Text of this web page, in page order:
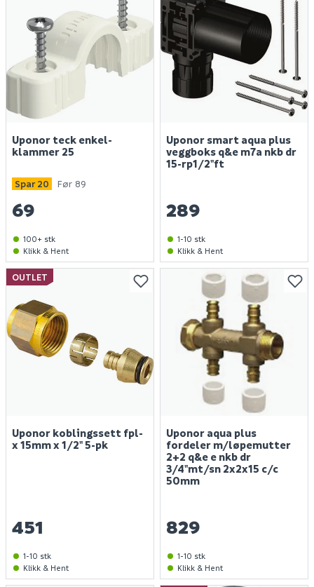
Uponor teck enkel-
klammer 25
69
Spar 20 Før 89
100+ stk
Klikk & Hent
Uponor smart aqua plus
veggboks q&e m7a nkb dr
15-rp1/2"ft
289
1-10 stk
Klikk & Hent
OUTLET
Uponor koblingssett fpl-
x 15mm x 1/2" 5-pk
451
1-10 stk
Klikk & Hent
Uponor aqua plus
fordeler m/løpemutter
2+2 q&e e nkb dr
3/4"mt/sn 2x2x15 c/c
50mm
829
1-10 stk
Klikk & Hent